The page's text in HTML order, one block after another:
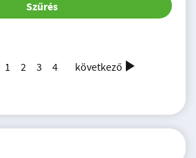
Szűrés
1 2 3 4 következő